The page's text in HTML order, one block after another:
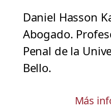
Daniel Hasson
Abogado.
Penal de la
Bello.
Más